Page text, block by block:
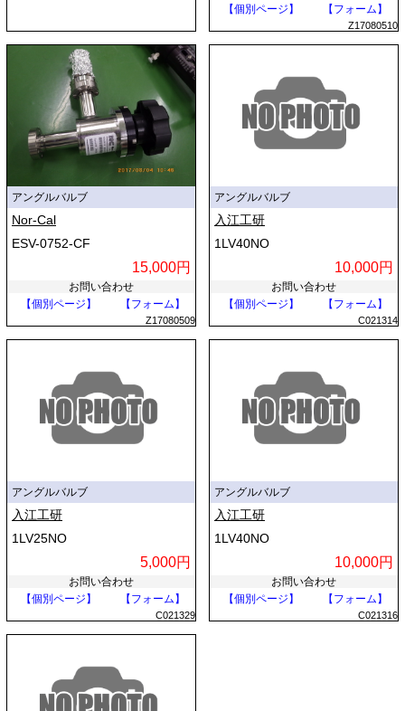
【個別ページ】
【フォーム】
Z17080510
アングルバルブ
Nor-Cal
ESV-0752-CF
15,000円
お問い合わせ
【個別ページ】
【フォーム】
Z17080509
アングルバルブ
入江工研
1LV40NO
10,000円
お問い合わせ
【個別ページ】
【フォーム】
C021314
アングルバルブ
入江工研
1LV25NO
5,000円
お問い合わせ
【個別ページ】
【フォーム】
C021329
アングルバルブ
入江工研
1LV40NO
10,000円
お問い合わせ
【個別ページ】
【フォーム】
C021316